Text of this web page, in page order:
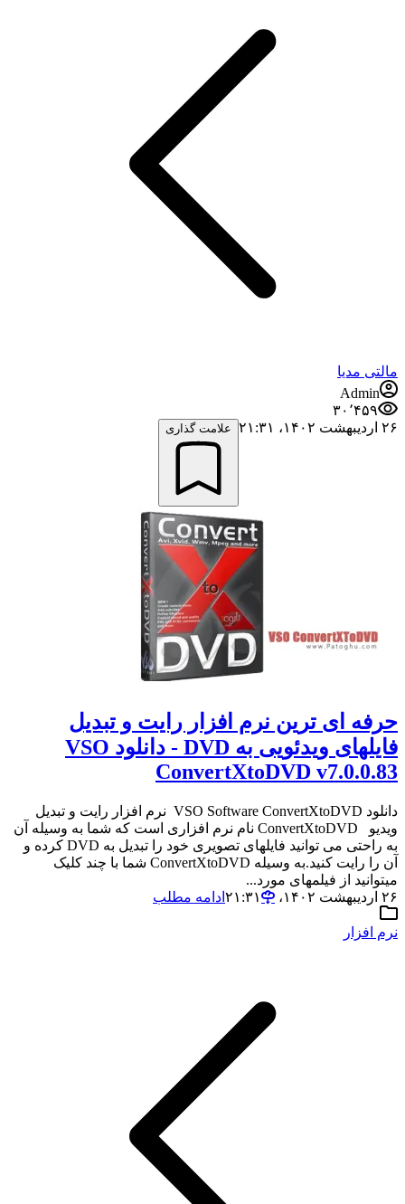
مالتی مدیا
Admin
۳۰٬۴۵۹
۲۶ اردیبهشت ۱۴۰۲،‏ ۲۱:۳۱
علامت گذاری
حرفه ای ترین نرم افزار رایت و تبدیل
فایلهای ویدئویی به DVD - دانلود VSO
ConvertXtoDVD v7.0.0.83
دانلود VSO Software ConvertXtoDVD نرم افزار رایت و تبدیل
ویدیو ConvertXtoDVD نام نرم افزاری است که شما به وسیله آن
به راحتی می توانید فایلهای تصویری خود را تبدیل به DVD کرده و
آن را رایت کنید.به وسیله ConvertXtoDVD شما با چند کلیک
میتوانید از فیلمهای مورد...
۲۶ اردیبهشت ۱۴۰۲،‏ ۲۱:۳۱
ادامه مطلب
نرم افزار